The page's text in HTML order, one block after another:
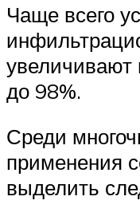
Чаще всего
увеличивают
до 98%.
Среди
применения
выделить